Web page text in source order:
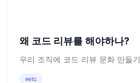
왜 코드 리뷰를 해야하나?
우리 조직에 코드 리뷰 문화 만들기
#etc